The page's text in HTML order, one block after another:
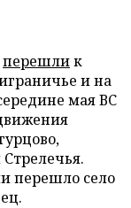
перешлик
и на
мая ВС
перешло село